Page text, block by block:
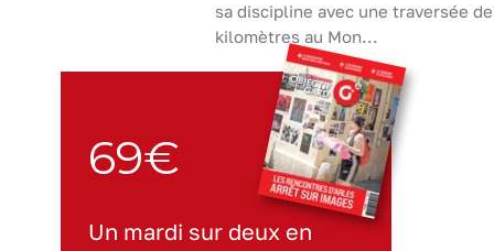
sa discipline avec une traversée
kilomètres au Mon...
69€
Un mardi sur deux en